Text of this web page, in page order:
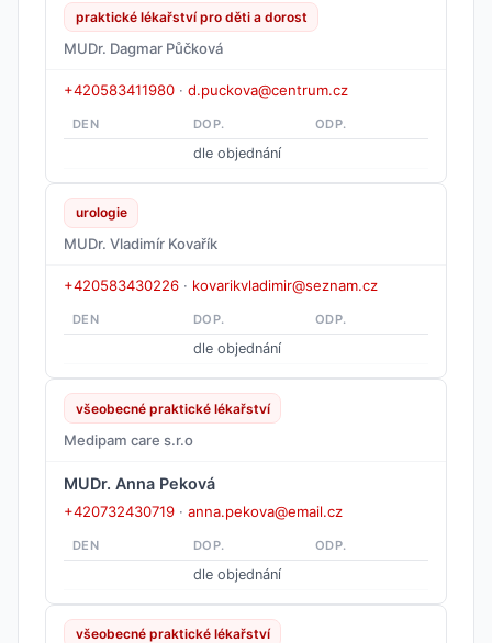
praktické lékařství pro děti a dorost
MUDr. Dagmar Půčková
+420583411980 · d.puckova@centrum.cz
DEN DOP. ODP.
dle objednání
urologie
MUDr. Vladimír Kovařík
+420583430226 · kovarikvladimir@seznam.cz
DEN DOP. ODP.
dle objednání
všeobecné praktické lékařství
Medipam care s.r.o
MUDr. Anna Peková
+420732430719 · anna.pekova@email.cz
DEN DOP. ODP.
dle objednání
všeobecné praktické lékařství